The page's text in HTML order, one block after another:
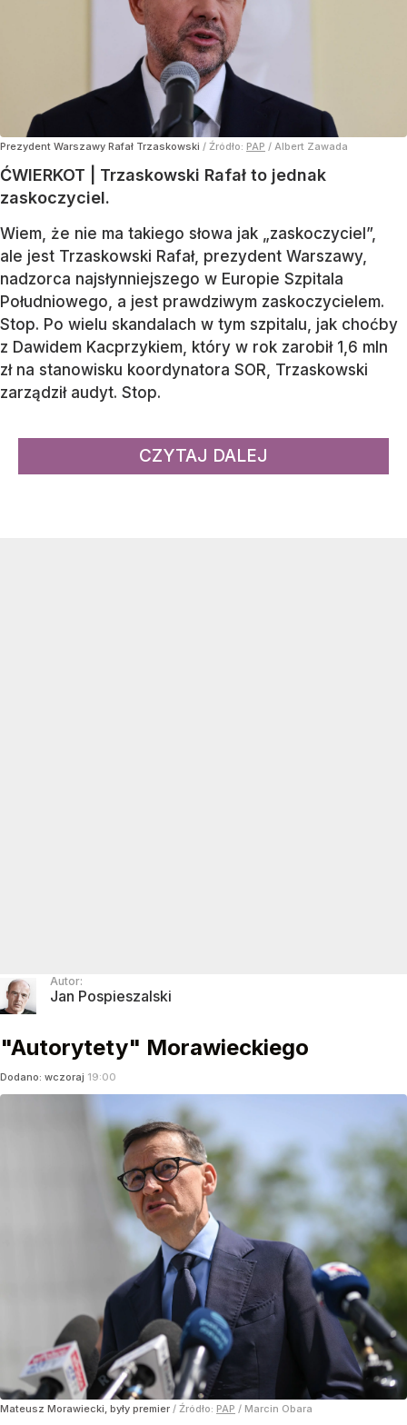
Prezydent Warszawy Rafał Trzaskowski / Źródło: PAP / Albert Zawada
ĆWIERKOT | Trzaskowski Rafał to jednak
zaskoczyciel.
Wiem, że nie ma takiego słowa jak „zaskoczyciel”,
ale jest Trzaskowski Rafał, prezydent Warszawy,
nadzorca najsłynniejszego w Europie Szpitala
Południowego, a jest prawdziwym zaskoczycielem.
Stop. Po wielu skandalach w tym szpitalu, jak choćby
z Dawidem Kacprzykiem, który w rok zarobił 1,6 mln
zł na stanowisku koordynatora SOR, Trzaskowski
zarządził audyt. Stop.
CZYTAJ DALEJ
Autor:
Jan Pospieszalski
"Autorytety" Morawieckiego
Dodano: wczoraj 19:00
Mateusz Morawiecki, były premier / Źródło: PAP / Marcin Obara